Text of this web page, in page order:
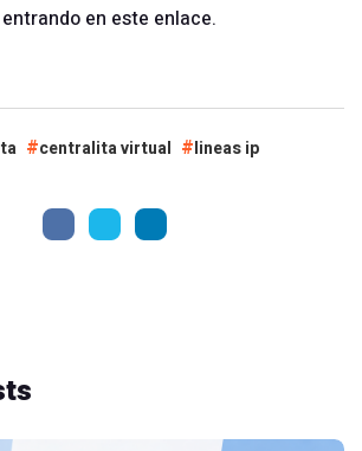
en este enlace.
centralita virtual lineas ip